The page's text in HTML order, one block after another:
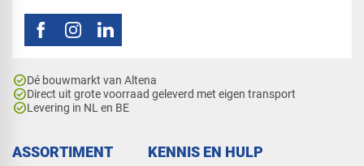
ASSORTIMENT KENNIS EN HULP
check_circleDé bouwmarkt van Altena
check_circleDirect uit grote voorraad geleverd met eigen transport
check_circleLevering in NL en BE